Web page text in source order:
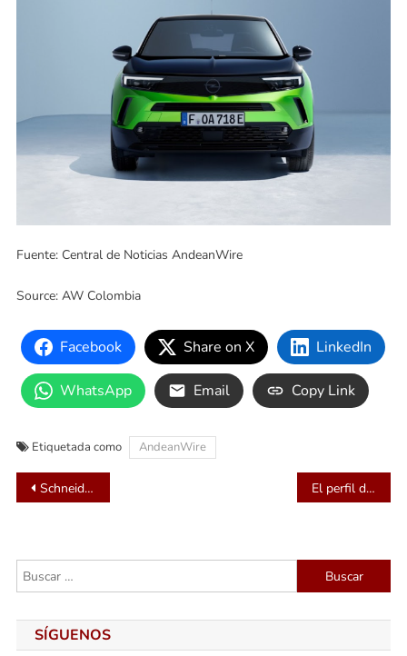
Fuente: Central de Noticias AndeanWire
Source: AW Colombia
Facebook Share on X LinkedIn
WhatsApp Email Copy Link
Etiquetada como AndeanWire
Navegación
entradas
Schneider Electric: iluminando hogares y transformando vidas en Colombia El perfil del vehículo preferido por los millennials colombianos: Tendencias y características
Buscar:
SÍGUENOS